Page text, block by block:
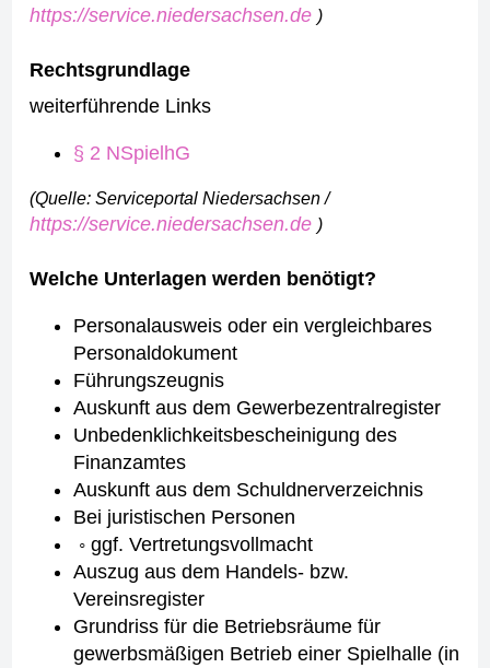
https://service.niedersachsen.de )
Rechtsgrundlage
weiterführende Links
§ 2 NSpielhG
(Quelle: Serviceportal Niedersachsen /
https://service.niedersachsen.de )
Welche Unterlagen werden benötigt?
Personalausweis oder ein vergleichbares
Personaldokument
Führungszeugnis
Auskunft aus dem Gewerbezentralregister
Unbedenklichkeitsbescheinigung des
Finanzamtes
Auskunft aus dem Schuldnerverzeichnis
Bei juristischen Personen
◦ ggf. Vertretungsvollmacht
Auszug aus dem Handels- bzw.
Vereinsregister
Grundriss für die Betriebsräume für
gewerbsmäßigen Betrieb einer Spielhalle (in